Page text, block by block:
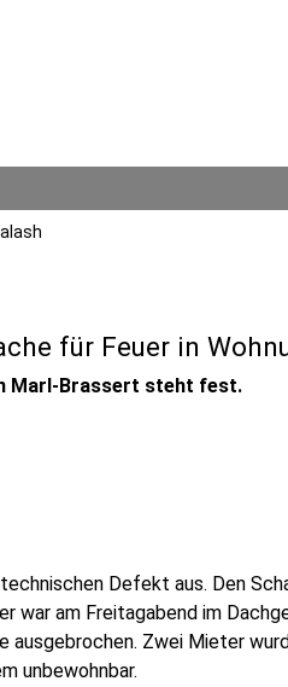
für Feuer in
Marl-Brassert steht fest.
Defekt aus. Den
war am Freitagabend im
ausgebrochen. Zwei Mieter
unbewohnbar.